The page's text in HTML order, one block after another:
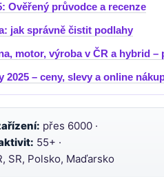
Ověřený průvodce a recenze
jak správně čistit podlahy
motor, výroba v ČR a hybrid –
2025 – ceny, slevy a online
přes 6000 ·
55+ ·
SR, Polsko, Maďarsko